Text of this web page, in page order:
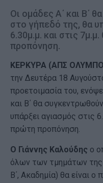
Οι ομάδες Α΄ και Β΄
στο γήπεδό της, θα
6.30μ.μ. και στις
προπόνηση.
ΚΕΡΚΥΡΑ (ΑΠΣ
την Δευτέρα 18
προετοιμασία του,
και Β΄ θα
υπάρξει αγιασμός στις
πρώτη προπόνηση.
Ο Γιάννης Καλούδης ο
όλων των τμημάτων
Β΄, Ακαδημία) θα είναι